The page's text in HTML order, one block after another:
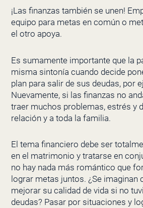
¡Las finanzas también se unen!
equipo para metas en común o
el otro apoya.
Es sumamente importante que la
misma sintonía cuando decide
plan para salir de sus deudas, por
Nuevamente, si las finanzas no
traer muchos problemas, estrés y
relación y a toda la familia.
El tema financiero debe ser
en el matrimonio y tratarse en
no hay nada más romántico que
lograr metas juntos. ¿Se imaginan
mejorar su calidad de vida si no
deudas? Pasar por situaciones y